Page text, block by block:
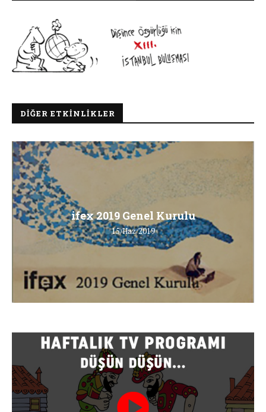
DIĞER ETKINLIKLER
ifex 2019 Genel Kurulu
15/Haz/2019